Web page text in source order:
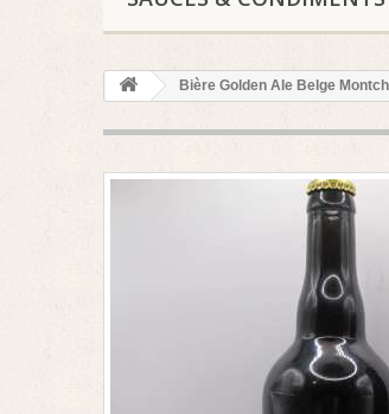
Bière Golden Ale Belge